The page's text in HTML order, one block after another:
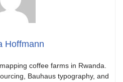
Hoffmann
coffee farms in Rwanda.
Bauhaus typography, and